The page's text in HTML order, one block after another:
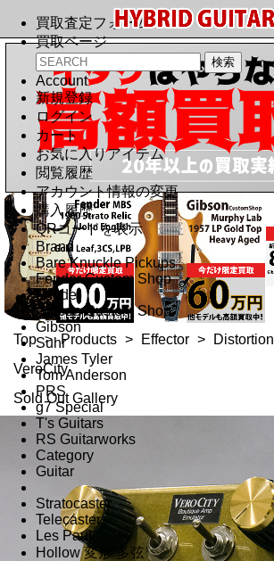
買取査定フォーム
買取ページ
Account
新規登録
ログイン
カート
お気に入りアイテム
閲覧履歴
アカウント情報の変更
購入履歴
QRコードを表示
Brand
Bare Knuckle Pickups
Fender Custom Shop
Fender
Gibson Custom Shop
Gibson
Suhr
James Tyler
Tom Anderson
PRS
g7 Special
T's Guitars
RS Guitarworks
Category
Guitar
Stratocaster
Telecaster
Les Paul
Hollow 変形 多弦
Top > Products > Effector >
Distortion
VeroCity
Sold Out Gallery